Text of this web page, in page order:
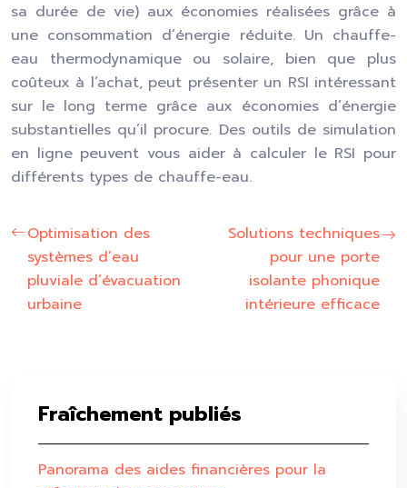
sa durée de vie) aux économies réalisées grâce à
une consommation d’énergie réduite. Un chauffe-
eau thermodynamique ou solaire, bien que plus
coûteux à l’achat, peut présenter un RSI intéressant
sur le long terme grâce aux économies d’énergie
substantielles qu’il procure. Des outils de simulation
en ligne peuvent vous aider à calculer le RSI pour
différents types de chauffe-eau.
Optimisation des
systèmes d’eau
pluviale d’évacuation
urbaine
Solutions techniques
pour une porte
isolante phonique
intérieure efficace
Fraîchement publiés
Panorama des aides financières pour la